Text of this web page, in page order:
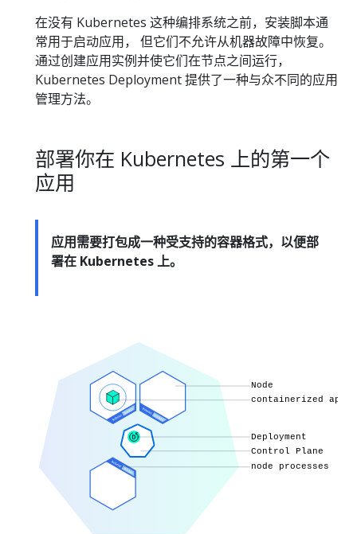
在没有 Kubernetes 这种编排系统之前，安装脚本通
常用于启动应用， 但它们不允许从机器故障中恢复。
通过创建应用实例并使它们在节点之间运行，
Kubernetes Deployment 提供了一种与众不同的应用
管理方法。
部署你在 Kubernetes 上的第一个
应用
应用需要打包成一种受支持的容器格式，以便部
署在 Kubernetes 上。